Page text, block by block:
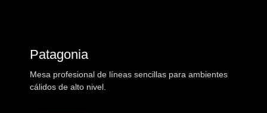
Patagonia
Mesa profesional de líneas sencillas para ambientes
cálidos de alto nivel.